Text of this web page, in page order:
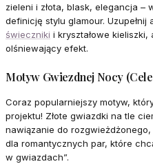
zieleni i złota, blask, elegancja –
definicję stylu glamour. Uzupełnij
świeczniki i kryształowe
olśniewający efekt.
Motyw Gwiezdnej Nocy
Coraz popularniejszy motyw,
projektu! Złote gwiazdki na tle
nawiązanie do
dla romantycznych par, które
w gwiazdach”.